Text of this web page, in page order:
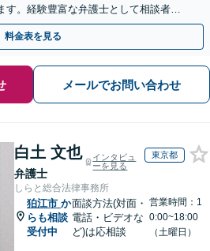
す。経験豊富な弁護士として相談者様
軽にご相談ください。
料金表を見る
メールでお問い合わせ
白土 文也
弁護士
インタビュ
ーを見る
東京都
しらと総合法律事務所
狛江市 か
らも相談
受付中
面談方法(対面・
電話・ビデオな
ど)は応相談
営業時間：1
0:00~18:00
（土曜日）